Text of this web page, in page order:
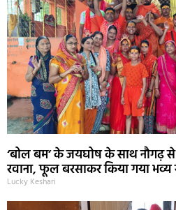
‘बोल बम’ के जयघोष के साथ नौगढ़
रवाना, फूल बरसाकर किया गया भव्य
Lucky Keshari